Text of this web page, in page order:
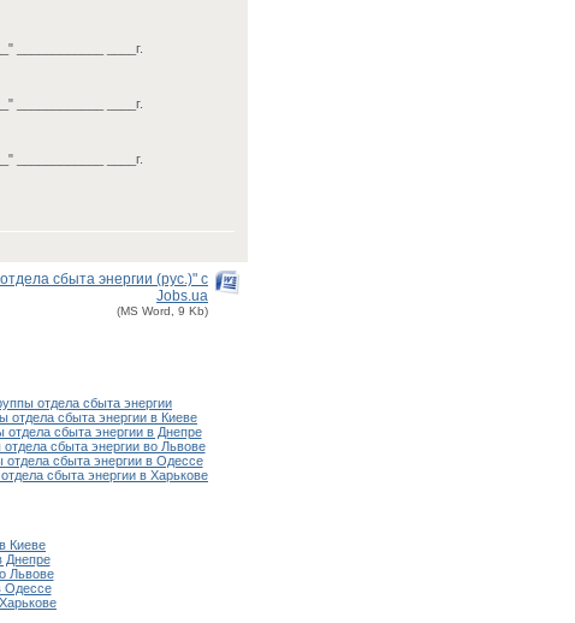
____________ ____г.
____________ ____г.
____________ ____г.
сбыта энергии (рус.)" с
Jobs.ua
(MS Word, 9 Kb)
отдела сбыта энергии
отдела сбыта энергии в Киеве
отдела сбыта энергии в Днепре
сбыта энергии во Львове
отдела сбыта энергии в Одессе
сбыта энергии в Харькове
Киеве
Днепре
Львове
Одессе